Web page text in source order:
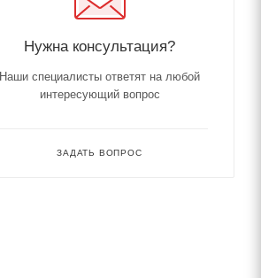
Нужна консультация?
Наши специалисты ответят на любой
интересующий вопрос
ЗАДАТЬ ВОПРОС